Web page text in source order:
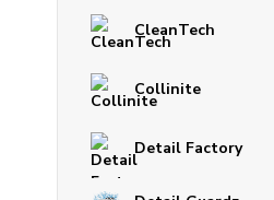
CleanTech
Collinite
Detail Factory